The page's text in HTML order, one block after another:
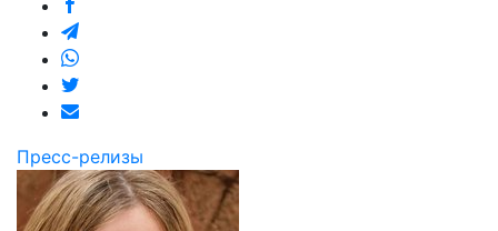
Пресс-релизы